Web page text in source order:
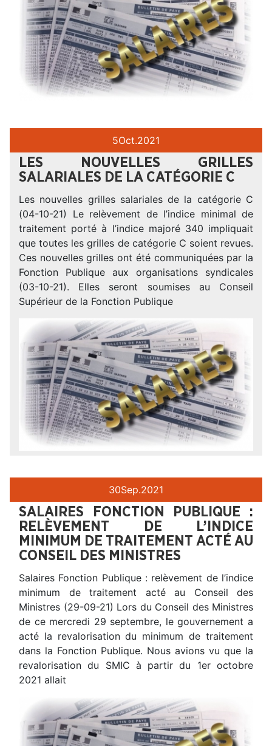
5Oct.2021
LES NOUVELLES GRILLES
SALARIALES DE LA CATÉGORIE C
Les nouvelles grilles salariales de la catégorie C
(04-10-21) Le relèvement de l’indice minimal de
traitement porté à l’indice majoré 340 impliquait
que toutes les grilles de catégorie C soient revues.
Ces nouvelles grilles ont été communiquées par la
Fonction Publique aux organisations syndicales
(03-10-21). Elles seront soumises au Conseil
Supérieur de la Fonction Publique
30Sep.2021
SALAIRES FONCTION PUBLIQUE :
RELÈVEMENT DE L’INDICE
MINIMUM DE TRAITEMENT ACTÉ AU
CONSEIL DES MINISTRES
Salaires Fonction Publique : relèvement de l’indice
minimum de traitement acté au Conseil des
Ministres (29-09-21) Lors du Conseil des Ministres
de ce mercredi 29 septembre, le gouvernement a
acté la revalorisation du minimum de traitement
dans la Fonction Publique. Nous avions vu que la
revalorisation du SMIC à partir du 1er octobre
2021 allait